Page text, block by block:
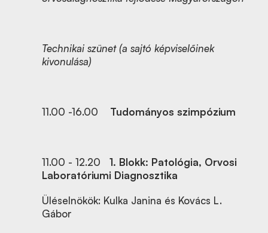
Technikai szünet (a sajtó képviselőinek
kivonulása)
11.00 -16.00 Tudományos szimpózium
11.00 - 12.20
1. Blokk: Patológia, Orvosi
Laboratóriumi Diagnosztika
Üléselnökök: Kulka Janina és Kovács L.
Gábor